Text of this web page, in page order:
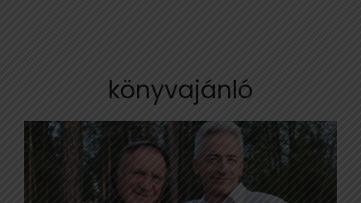
könyvajánló